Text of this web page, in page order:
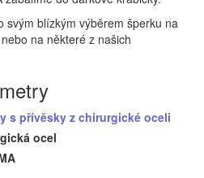
svým blízkým výběrem šperku na
na některé z našich
s přívěsky z chirurgické oceli
ocel